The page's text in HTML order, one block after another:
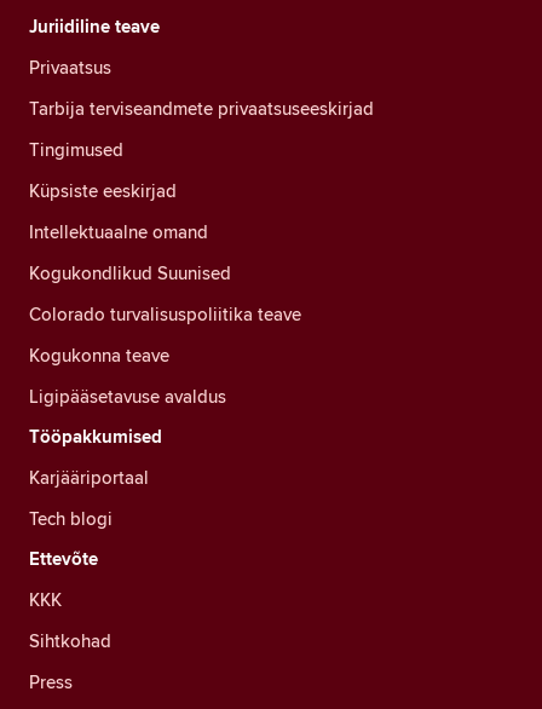
Juriidiline teave
Privaatsus
Tarbija terviseandmete privaatsuseeskirjad
Tingimused
Küpsiste eeskirjad
Intellektuaalne omand
Kogukondlikud Suunised
Colorado turvalisuspoliitika teave
Kogukonna teave
Ligipääsetavuse avaldus
Tööpakkumised
Karjääriportaal
Tech blogi
Ettevõte
KKK
Sihtkohad
Press